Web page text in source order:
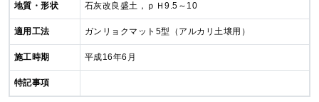
地質・形状 石灰改良盛土，ｐＨ9.5～10
適用工法 ガンリョクマット5型（アルカリ土壌用）
施工時期 平成16年6月
特記事項